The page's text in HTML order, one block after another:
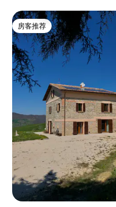
房客推荐
房客推荐